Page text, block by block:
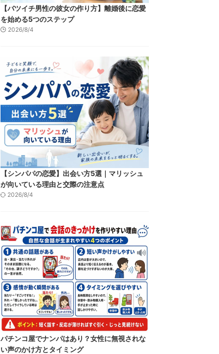
【バツイチ男性の彼女の作り方】離婚後に恋愛
を始める5つのステップ
2026/8/4
【シンパパの恋愛】出会い方5選｜マリッシュ
が向いている理由と交際の注意点
2026/8/4
パチンコ屋でナンパはあり？女性に無視されな
い声のかけ方とタイミング